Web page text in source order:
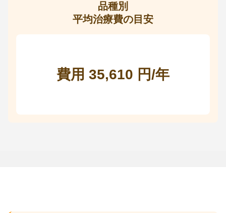
品種別
平均治療費の目安
費用 35,610 円/年